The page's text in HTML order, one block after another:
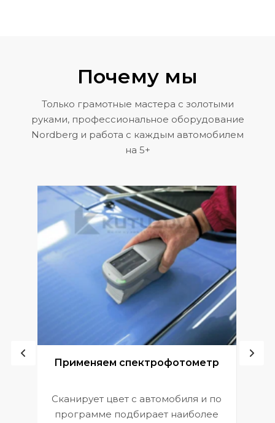
Почему мы
Только грамотные мастера с золотыми
руками, профессиональное оборудование
Nordberg и работа с каждым автомобилем
на 5+
Применяем спектрофотометр
Сканирует цвет с автомобиля и по
программе подбирает наиболее